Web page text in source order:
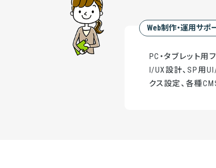
Web制作・運用サポ
PC・タブレット用
I/UX設計、SP用
クス設定、各種